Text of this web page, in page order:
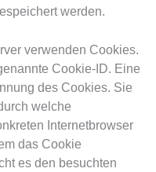
werden.
verwenden Cookies.
Cookie-ID. Eine
des Cookies. Sie
welche
Internetbrowser
das Cookie
es den besuchten